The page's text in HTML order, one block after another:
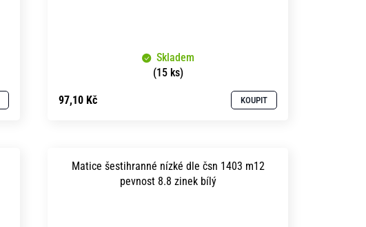
Skladem
(15 ks)
97,10 Kč KOUPIT
Matice šestihranné nízké dle čsn 1403 m12
pevnost 8.8 zinek bílý